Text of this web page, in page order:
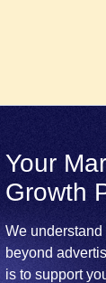
Your
Growth
We
beyond
is to support